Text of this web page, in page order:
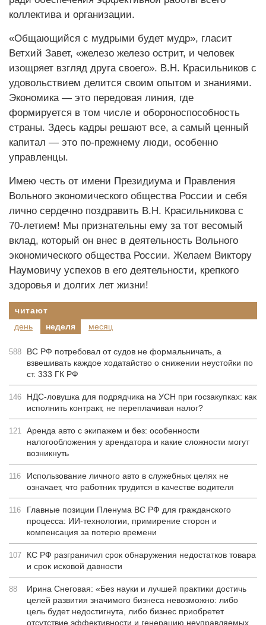
коллектива и организации.
«Общающийся с мудрыми будет мудр», гласит
Ветхий Завет, «железо железо острит, и человек
изощряет взгляд друга своего». В.Н. Красильников с
удовольствием делится своим опытом и знаниями.
Экономика — это передовая линия, где
формируется в том числе и обороноспособность
страны. Здесь кадры решают все, а самый ценный
капитал — это по-прежнему люди, особенно
управленцы.
Имею честь от имени Президиума и Правления
Вольного экономического общества России и себя
лично сердечно поздравить В.Н. Красильникова с
70-летием! Мы признательны ему за тот весомый
вклад, который он внес в деятельность Вольного
экономического общества России. Желаем Виктору
Наумовичу успехов в его деятельности, крепкого
здоровья и долгих лет жизни!
читают
день
неделя месяц
588
ВС РФ потребовал от судов не формальничать, а
взвешивать каждое ходатайство о снижении неустойки по
ст. 333 ГК РФ
146
НДС-ловушка для подрядчика на УСН при госзакупках: как
исполнить контракт, не переплачивая налог?
121 Аренда авто с экипажем и без: особенности
налогообложения у арендатора и какие сложности могут
возникнуть
116
Использование личного авто в служебных целях не
означает, что работник трудится в качестве водителя
116
Главные позиции Пленума ВС РФ для гражданского
процесса: ИИ-технологии, примирение сторон и
компенсация за потерю времени
107
КС РФ разграничил срок обнаружения недостатков товара
и срок исковой давности
88
Ирина Снеговая: «Без науки и лучшей практики достичь
целей развития значимого бизнеса невозможно: либо
цель будет недостигнута, либо бизнес приобретет
отсутствие эффективности и генерацию неуправляемых